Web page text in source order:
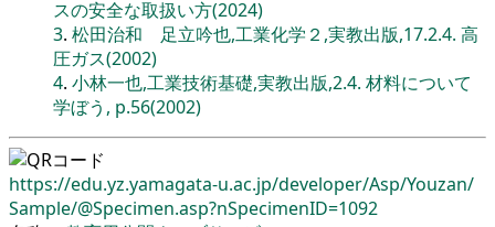
スの安全な取扱い方(2024)
3. 松田治和 足立吟也,工業化学２,実教出版,17.2.4. 高
圧ガス(2002)
4. 小林一也,工業技術基礎,実教出版,2.4. 材料について
学ぼう, p.56(2002)
https://edu.yz.yamagata-u.ac.jp/developer/Asp/Youzan/
Sample/@Specimen.asp?nSpecimenID=1092